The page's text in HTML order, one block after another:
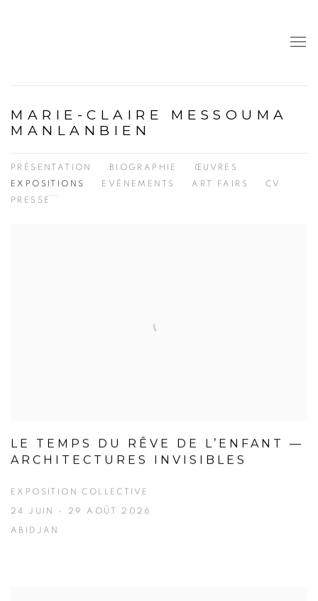
MARIE-CLAIRE MESSOUMA
MANLANBIEN
PRÉSENTATION BIOGRAPHIE
ŒUVRES
EXPOSITIONS
EVÉNEMENTS ART FAIRS
CV
PRESSE
LE TEMPS DU RÊVE DE L’ENFANT —
ARCHITECTURES INVISIBLES
EXPOSITION COLLECTIVE
24 JUIN - 29 AOÛT 2026
ABIDJAN